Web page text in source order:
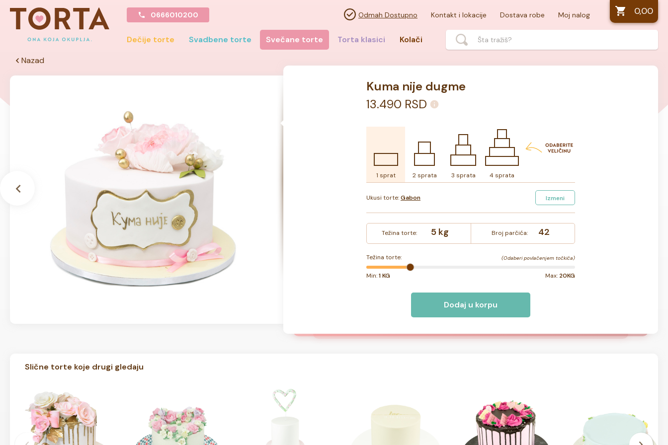
0666010200 Odmah Dostupno Kontakt i lokacije Dostava robe Moj nalog 0,00
Dečije torte Svadbene torte Svečane torte Torta klasici
Kolači
Nazad
Kuma nije dugme
13.490 RSD
1 sprat 2 sprata 3 sprata 4 sprata
Ukusi torte:Gabon Izmeni
Težina torte: 5 kg Broj parčića: 42
Težina torte: (Odaberi povlačenjem točkića)
Min:1 KG Max: 20KG
Dodaj u korpu
Slične torte koje drugi gledaju